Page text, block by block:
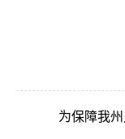
为保障我